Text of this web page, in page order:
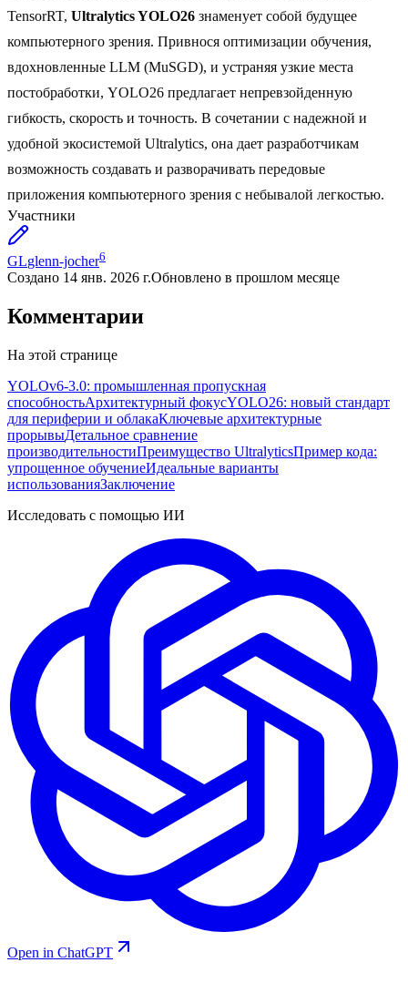
TensorRT, Ultralytics YOLO26 знаменует собой будущее
компьютерного зрения. Привнося оптимизации обучения,
вдохновленные LLM (MuSGD), и устраняя узкие места
постобработки, YOLO26 предлагает непревзойденную
гибкость, скорость и точность. В сочетании с надежной и
удобной экосистемой Ultralytics, она дает разработчикам
возможность создавать и разворачивать передовые
приложения компьютерного зрения с небывалой легкостью.
Участники
GLglenn-jocher6
Создано 14 янв. 2026 г.Обновлено в прошлом месяце
Комментарии
На этой странице
YOLOv6-3.0: промышленная пропускная
способностьАрхитектурный фокусYOLO26: новый стандарт
для периферии и облакаКлючевые архитектурные
прорывыДетальное сравнение
производительностиПреимущество UltralyticsПример кода:
упрощенное обучениеИдеальные варианты
использованияЗаключение
Исследовать с помощью ИИ
Open in ChatGPT